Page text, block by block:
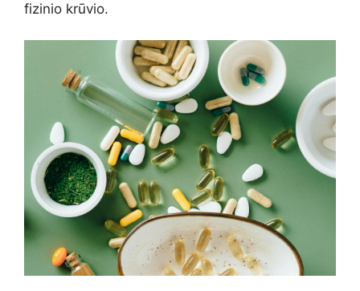
fizinio krūvio.